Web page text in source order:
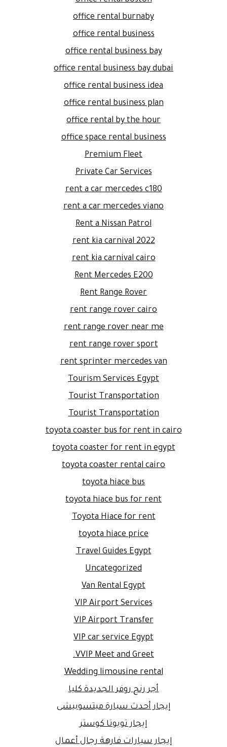
office rental burnaby
office rental business
office rental business bay
office rental business bay dubai
office rental business idea
office rental business plan
office rental by the hour
office space rental business
Premium Fleet
Private Car Services
rent a car mercedes c180
rent a car mercedes viano
Rent a Nissan Patrol
rent kia carnival 2022
rent kia carnival cairo
Rent Mercedes E200
Rent Range Rover
rent range rover cairo
rent range rover near me
rent range rover sport
rent sprinter mercedes van
Tourism Services Egypt
Tourist Transportation
Tourist Transportation
toyota coaster bus for rent in cairo
toyota coaster for rent in egypt
toyota coaster rental cairo
toyota hiace bus
toyota hiace bus for rent
Toyota Hiace for rent
toyota hiace price
Travel Guides Egypt
Uncategorized
Van Rental Egypt
VIP Airport Services
VIP Airport Transfer
VIP car service Egypt
VVIP Meet and Greet.
Wedding limousine rental
أجر رنج روفر الجديدة كليا
إيجار أحدث سيارة ميتسوبيشى
إيجار تويوتا كوستر
إيجار سيارات فارهة رجال أعمال